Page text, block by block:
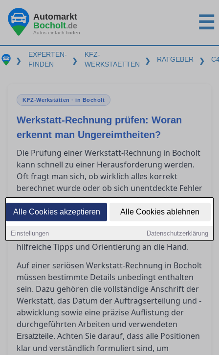
Alle Cookies akzeptieren Alle Cookies ablehnen
Einstellungen Datenschutzerklärung
Automarkt
Bocholt.de
Autos einfach finden ☰
❯
EXPERTEN-
FINDEN
❯
KFZ-
WERKSTAETTEN
❯ RATGEBER ❯
KFZ-Werkstätten · in Bocholt
Werkstatt-Rechnung prüfen: Woran
erkennt man Ungereimtheiten?
Die Prüfung einer Werkstatt-Rechnung in Bocholt
kann schnell zu einer Herausforderung werden.
Oft fragt man sich, ob wirklich alles korrekt
berechnet wurde oder ob sich unentdeckte Fehler
eingeschlichen haben. Um Verständnis für die
wesentlichen Bestandteile einer seriösen
Rechnung zu schaffen und potenzielle
Ungereimtheiten zu erkennen, geben wir Ihnen
hilfreiche Tipps und Orientierung an die Hand.
Auf einer seriösen Werkstatt-Rechnung in Bocholt
müssen bestimmte Details unbedingt enthalten
sein. Dazu gehören die vollständige Anschrift der
Werkstatt, das Datum der Auftragserteilung und -
abwicklung sowie eine präzise Auflistung der
durchgeführten Arbeiten und verwendeten
Ersatzteile. Achten Sie darauf, dass alle Positionen
klar und verständlich formuliert sind, um